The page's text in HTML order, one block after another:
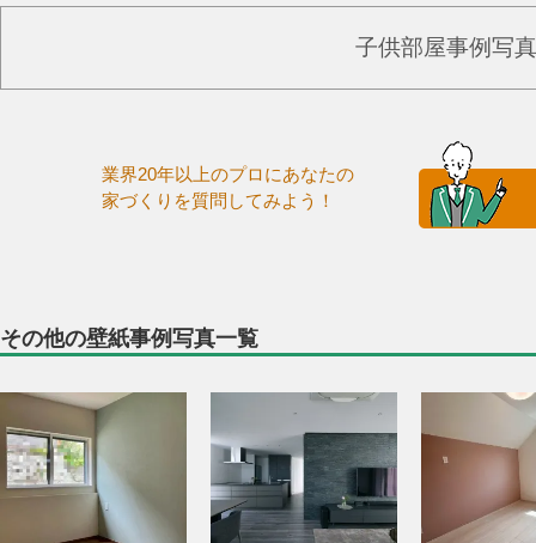
子供部屋事例写
業界20年以上のプロにあなたの
家づくりを質問してみよう！
その他の壁紙事例写真一覧